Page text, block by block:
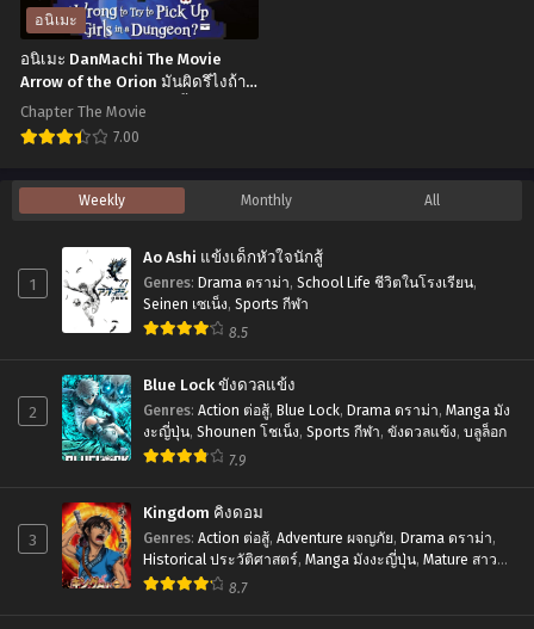
no
Mattari
Isekai
Life
ชี
วิต
ชิล
ใน
ต่าง
อดีต
แคน
ดิเดต
กล้า
ที่
อนิเมะ
อนิเมะ DanMachi The Movie
Arrow of the Orion มันผิดรึไงถ้า
ใจอยากจะพบรักในดันเจี้ยน เดอะ
มูฟวี่ ซับไทย
Chapter The Movie
7.00
อ
นิ
DanMachi
The
Movie
Arrow
of
Orion
ผิ
Weekly Monthly All
1
Ao Ashi แข้งเด็กหัวใจนักสู้
Genres: Drama ดราม่า, School Life ชีวิตในโรงเรียน,
Seinen เซเน็ง, Sports กีฬา
8.5
2
Blue Lock ขังดวลแข้ง
Genres: Action ต่อสู้, Blue Lock, Drama ดราม่า, Manga มัง
งะญี่ปุ่น, Shounen โชเน็ง, Sports กีฬา, ขังดวลแข้ง, บลูล็อก
7.9
3
Kingdom คิงดอม
Genres: Action ต่อสู้, Adventure ผจญภัย, Drama ดราม่า,
Historical ประวัติศาสตร์, Manga มังงะญี่ปุ่น, Mature สาว
ใหญ่,Seinen เซเน็ง
8.7